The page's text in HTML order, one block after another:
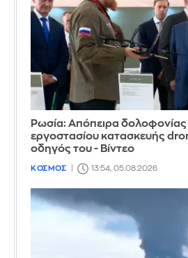
Ρωσία: Απόπειρα
εργοστασίου κατασκευής
οδηγός του - Βίντεο
ΚΟΣΜΟΣ 13:54, 05.08.2026